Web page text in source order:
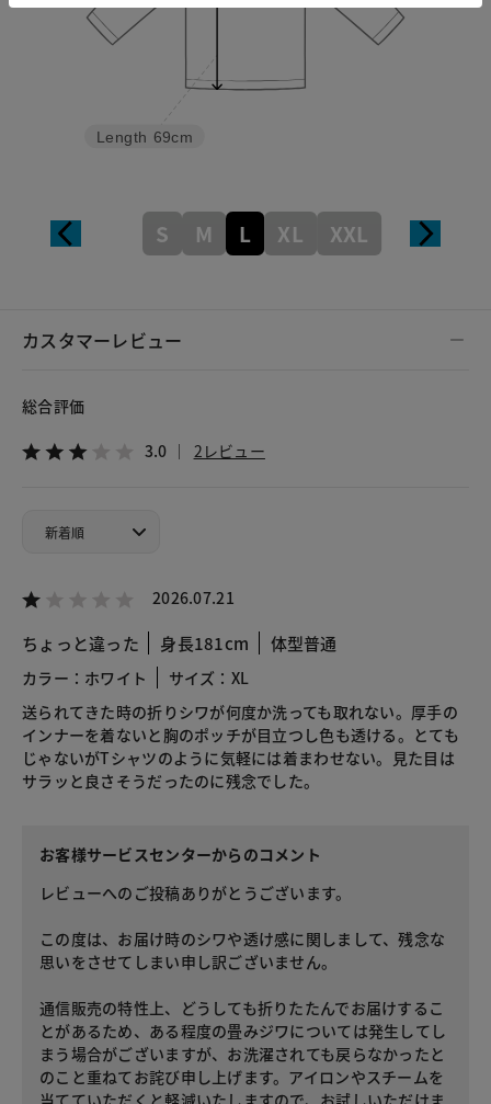
Length 69cm
S M L XL XXL
カスタマーレビュー
総合評価
3.0 2レビュー
2026.07.21
ちょっと違った 身長181cm 体型普通
カラー：ホワイト
サイズ：XL
送られてきた時の折りシワが何度か洗っても取れない。厚手の
インナーを着ないと胸のポッチが目立つし色も透ける。とても
じゃないがTシャツのように気軽には着まわせない。見た目は
サラッと良さそうだったのに残念でした。
お客様サービスセンターからのコメント
レビューへのご投稿ありがとうございます。
この度は、お届け時のシワや透け感に関しまして、残念な
思いをさせてしまい申し訳ございません。
通信販売の特性上、どうしても折りたたんでお届けするこ
とがあるため、ある程度の畳みジワについては発生してし
まう場合がございますが、お洗濯されても戻らなかったと
のこと重ねてお詫び申し上げます。アイロンやスチームを